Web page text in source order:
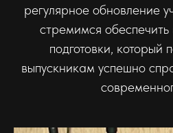
регулярное обновление
стремимся
подготовки, который
выпускникам успешно